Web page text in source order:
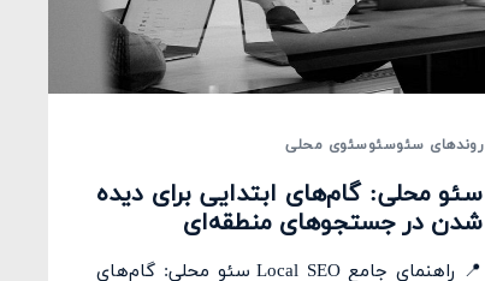
روندهای سئوسئوسئوی محلی
سئو محلی: گام‌های ابتدایی برای دیده
شدن در جستجوهای منطقه‌ای
📍 راهنمای جامع Local SEO سئو محلی: گام‌های